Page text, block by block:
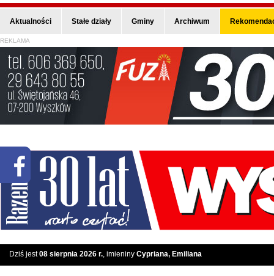
Aktualności Stałe działy Gminy Archiwum
REKLAMA
Dziś jest08 sierpnia 2026 r., imieniny Cypriana, Emiliana